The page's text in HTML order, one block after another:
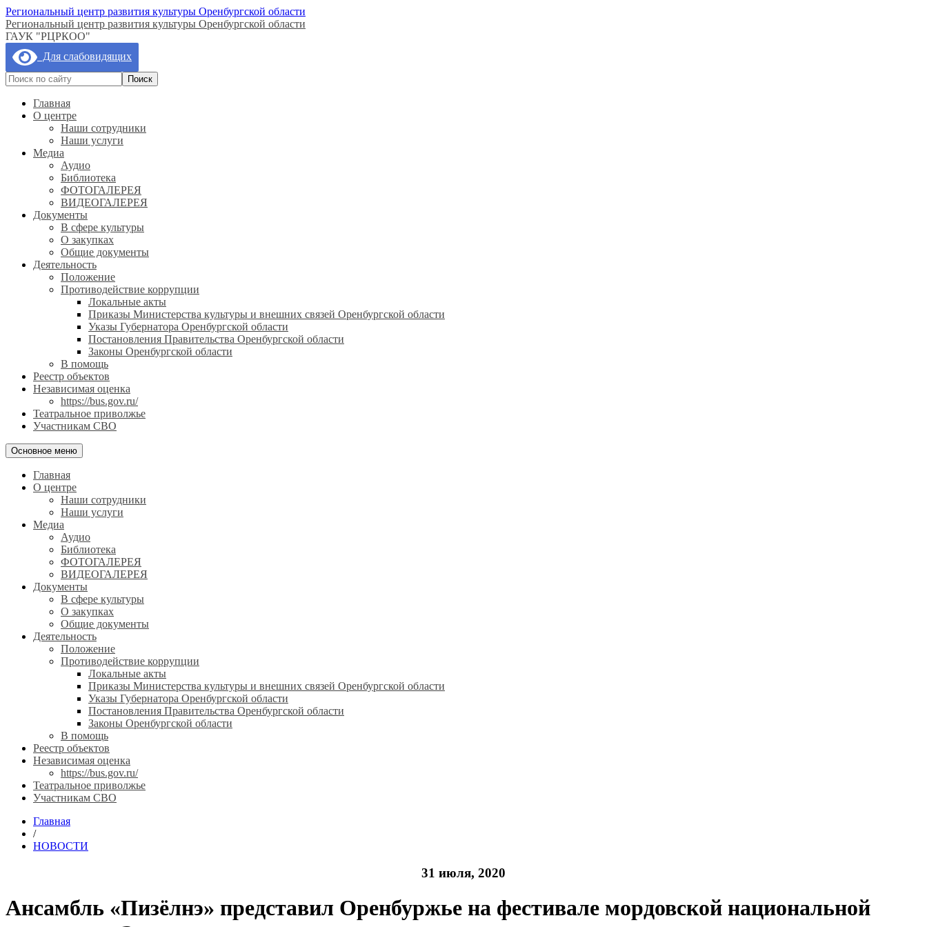
Региональный центр развития культуры Оренбургской области
Региональный центр развития культуры Оренбургской области
ГАУК "РЦРКОО"
Для слабовидящих
Главная
О центре
Наши сотрудники
Наши услуги
Медиа
Аудио
Библиотека
ФОТОГАЛЕРЕЯ
ВИДЕОГАЛЕРЕЯ
Документы
В сфере культуры
О закупках
Общие документы
Деятельность
Положение
Противодействие коррупции
Локальные акты
Приказы Министерства культуры и внешних связей Оренбургской области
Указы Губернатора Оренбургской области
Постановления Правительства Оренбургской области
Законы Оренбургской области
В помощь
Реестр объектов
Независимая оценка
https://bus.gov.ru/
Театральное приволжье
Участникам СВО
Основное меню
Главная
О центре
Наши сотрудники
Наши услуги
Медиа
Аудио
Библиотека
ФОТОГАЛЕРЕЯ
ВИДЕОГАЛЕРЕЯ
Документы
В сфере культуры
О закупках
Общие документы
Деятельность
Положение
Противодействие коррупции
Локальные акты
Приказы Министерства культуры и внешних связей Оренбургской области
Указы Губернатора Оренбургской области
Постановления Правительства Оренбургской области
Законы Оренбургской области
В помощь
Реестр объектов
Независимая оценка
https://bus.gov.ru/
Театральное приволжье
Участникам СВО
Главная
/
НОВОСТИ
31 июля, 2020
Ансамбль «Пизёлнэ» представил Оренбуржье на фестивале мордовской национальной